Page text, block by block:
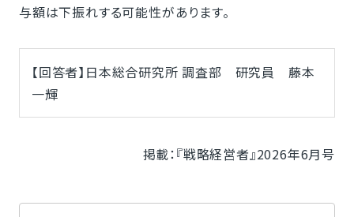
与額は下振れする可能性があります。
【回答者】日本総合研究所 調査部 研究員 藤本
一輝
掲載：『戦略経営者』2026年6月号